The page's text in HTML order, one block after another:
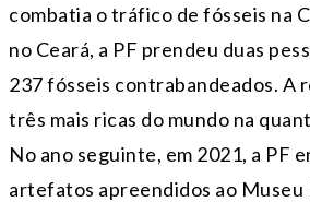
combatia o tráfico de fósseis na
no Ceará, a PF prendeu duas
237 fósseis contrabandeados. A
três mais ricas do mundo na
No ano seguinte, em 2021, a PF
artefatos apreendidos ao Museu